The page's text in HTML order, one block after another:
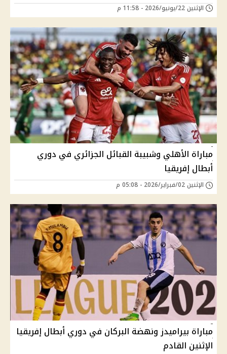
الإثنين 22/يونيو/2026 - 11:58 م
مباراة الأهلي وشبيبة القبائل الجزائري في دوري
أبطال إفريقيا
الإثنين 02/فبراير/2026 - 05:08 م
مباراة بيراميدز ونهضة البركان في دوري أبطال إفريقيا
الإثنين القادم